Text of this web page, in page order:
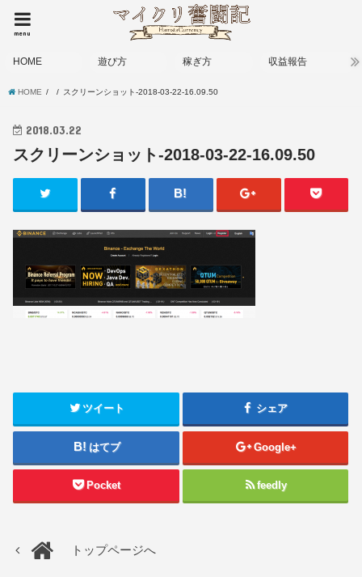
menu
HOME 遊び方 稼ぎ方 収益報告
HOME スクリーンショット-2018-03-22-16.09.50
2018.03.22
スクリーンショット-2018-03-22-16.09.50
ツイート シェア
はてブ Google+
Pocket feedly
トップページへ